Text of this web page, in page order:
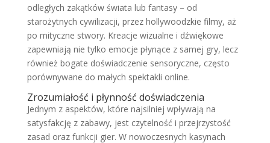
odległych zakątków świata lub fantasy – od
starożytnych cywilizacji, przez hollywoodzkie filmy, aż
po mityczne stwory. Kreacje wizualne i dźwiękowe
zapewniają nie tylko emocje płynące z samej gry, lecz
również bogate doświadczenie sensoryczne, często
porównywane do małych spektakli online.
Zrozumiałość i płynność doświadczenia
Jednym z aspektów, które najsilniej wpływają na
satysfakcję z zabawy, jest czytelność i przejrzystość
zasad oraz funkcji gier. W nowoczesnych kasynach